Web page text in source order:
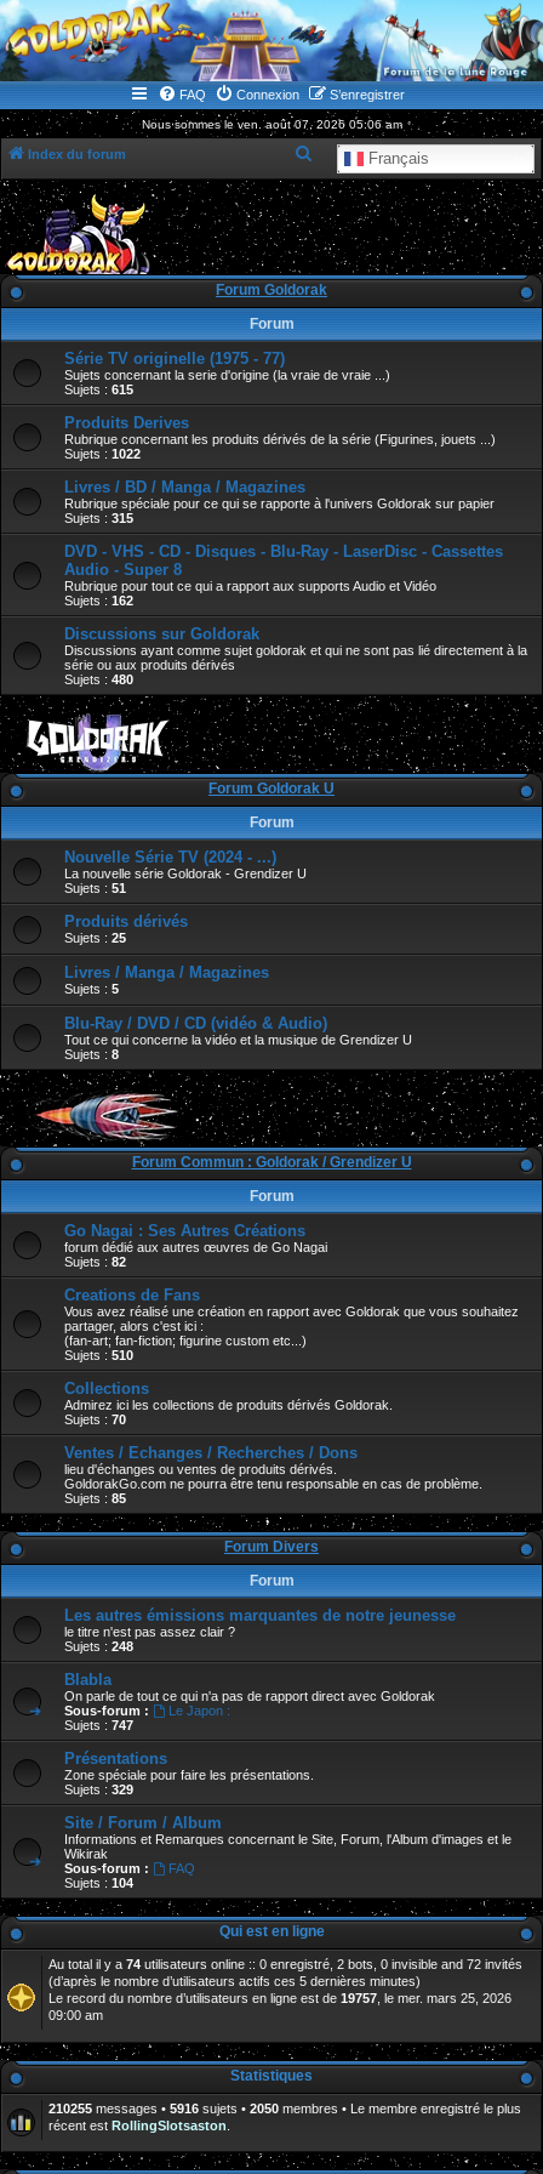
WWW.GOLDORAKGO.COM
le site de la Lune Rouge
FAQ Connexion S’enregistrer
Nous sommes le ven. août 07, 2026 05:06 am
Index du forum Français
e
c
h
r
Forum Goldorak
Forum
Série TV originelle (1975 - 77)
Sujets concernant la serie d'origine (la vraie de vraie ...)
Sujets : 615
Produits Derives
Rubrique concernant les produits dérivés de la série (Figurines, jouets ...)
Sujets : 1022
Livres / BD / Manga / Magazines
Rubrique spéciale pour ce qui se rapporte à l'univers Goldorak sur papier
Sujets : 315
DVD - VHS - CD - Disques - Blu-Ray - LaserDisc - Cassettes
Audio - Super 8
Rubrique pour tout ce qui a rapport aux supports Audio et Vidéo
Sujets : 162
Discussions sur Goldorak
Discussions ayant comme sujet goldorak et qui ne sont pas lié directement à la
série ou aux produits dérivés
Sujets : 480
Forum Goldorak U
Forum
Nouvelle Série TV (2024 - ...)
La nouvelle série Goldorak - Grendizer U
Sujets : 51
Produits dérivés
Sujets : 25
Livres / Manga / Magazines
Sujets : 5
Blu-Ray / DVD / CD (vidéo & Audio)
Tout ce qui concerne la vidéo et la musique de Grendizer U
Sujets : 8
Forum Commun : Goldorak / Grendizer U
Forum
Go Nagai : Ses Autres Créations
forum dédié aux autres œuvres de Go Nagai
Sujets : 82
Creations de Fans
Vous avez réalisé une création en rapport avec Goldorak que vous souhaitez
partager, alors c'est ici :
(fan-art; fan-fiction; figurine custom etc...)
Sujets : 510
Collections
Admirez ici les collections de produits dérivés Goldorak.
Sujets : 70
Ventes / Echanges / Recherches / Dons
lieu d'échanges ou ventes de produits dérivés.
GoldorakGo.com ne pourra être tenu responsable en cas de problème.
Sujets : 85
Forum Divers
Forum
Les autres émissions marquantes de notre jeunesse
le titre n'est pas assez clair ?
Sujets : 248
Blabla
On parle de tout ce qui n'a pas de rapport direct avec Goldorak
Sous-forum :
Le Japon :
Sujets : 747
Présentations
Zone spéciale pour faire les présentations.
Sujets : 329
Site / Forum / Album
Informations et Remarques concernant le Site, Forum, l'Album d'images et le
Wikirak
Sous-forum :
FAQ
Sujets : 104
Qui est en ligne
Au total il y a 74 utilisateurs online :: 0 enregistré, 2 bots, 0 invisible and 72 invités
(d’après le nombre d’utilisateurs actifs ces 5 dernières minutes)
Le record du nombre d’utilisateurs en ligne est de 19757 , le mer. mars 25, 2026
09:00 am
Statistiques
210255 messages • 5916 sujets • 2050 membres • Le membre enregistré le plus
récent est RollingSlotsaston